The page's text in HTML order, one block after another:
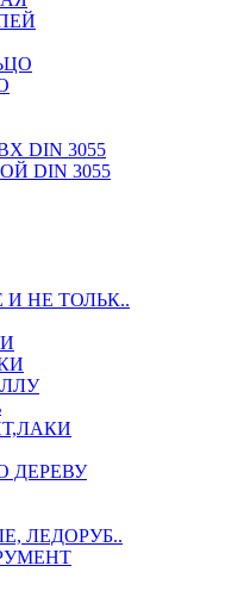
DIN 3055
DIN 3055
НЕ ТОЛЬК..
ДЕРЕВУ
ЛЕДОРУБ..